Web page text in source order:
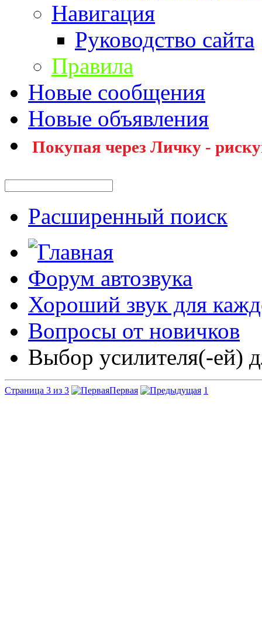
Навигация
Руководство сайта
Правила
Новые сообщения
Новые объявления
Покупая через Личку -
Расширенный поиск
Форум автозвука
Хороший звук для
Вопросы от новичков
Выбор усилителя(-ей)
Страница 3 из 3 Первая 1